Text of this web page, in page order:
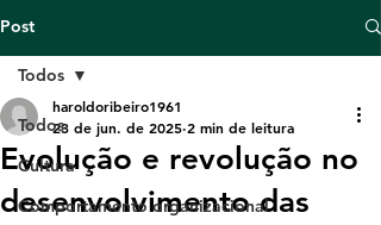
Post
Todos
Cultura
Comportamento organizacional
Todos
Evolução e revolução no
desenvolvimento das
haroldoribeiro1961
23 de jun. de 2025 2 min de leitura